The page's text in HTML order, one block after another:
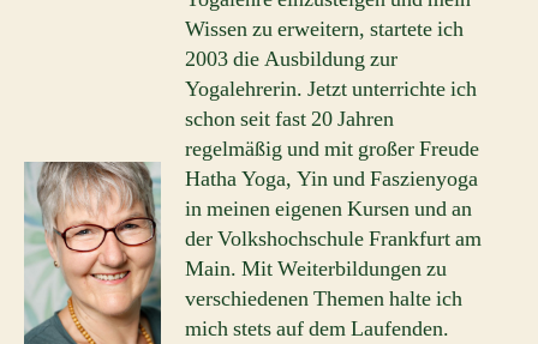
Wissen zu erweitern, startete ich
2003 die Ausbildung zur
Yogalehrerin. Jetzt unterrichte ich
schon seit fast 20 Jahren
regelmäßig und mit großer Freude
Hatha Yoga, Yin und Faszienyoga
in meinen eigenen Kursen und an
der Volkshochschule Frankfurt am
Main. Mit Weiterbildungen zu
verschiedenen Themen halte ich
mich stets auf dem Laufenden.